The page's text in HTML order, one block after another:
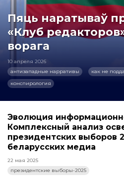
Пяць наратываў
«Клуб
ворага
10 апреля 2026
антизападные нарративы
как не
конспирология
Эволюция
Комплексный анализ
президентских выборов
беларусских медиа
22 мая 2025
президентские выборы-2025